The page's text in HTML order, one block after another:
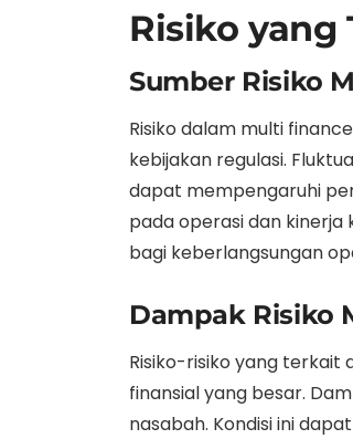
Risiko
Sumber Risiko
Risiko dalam multi
kebijakan regulasi.
dapat mempengaruhi
pada operasi dan kinerja
bagi keberlangsungan
Dampak Risiko
Risiko-risiko yang terkait
finansial yang besar.
nasabah. Kondisi ini